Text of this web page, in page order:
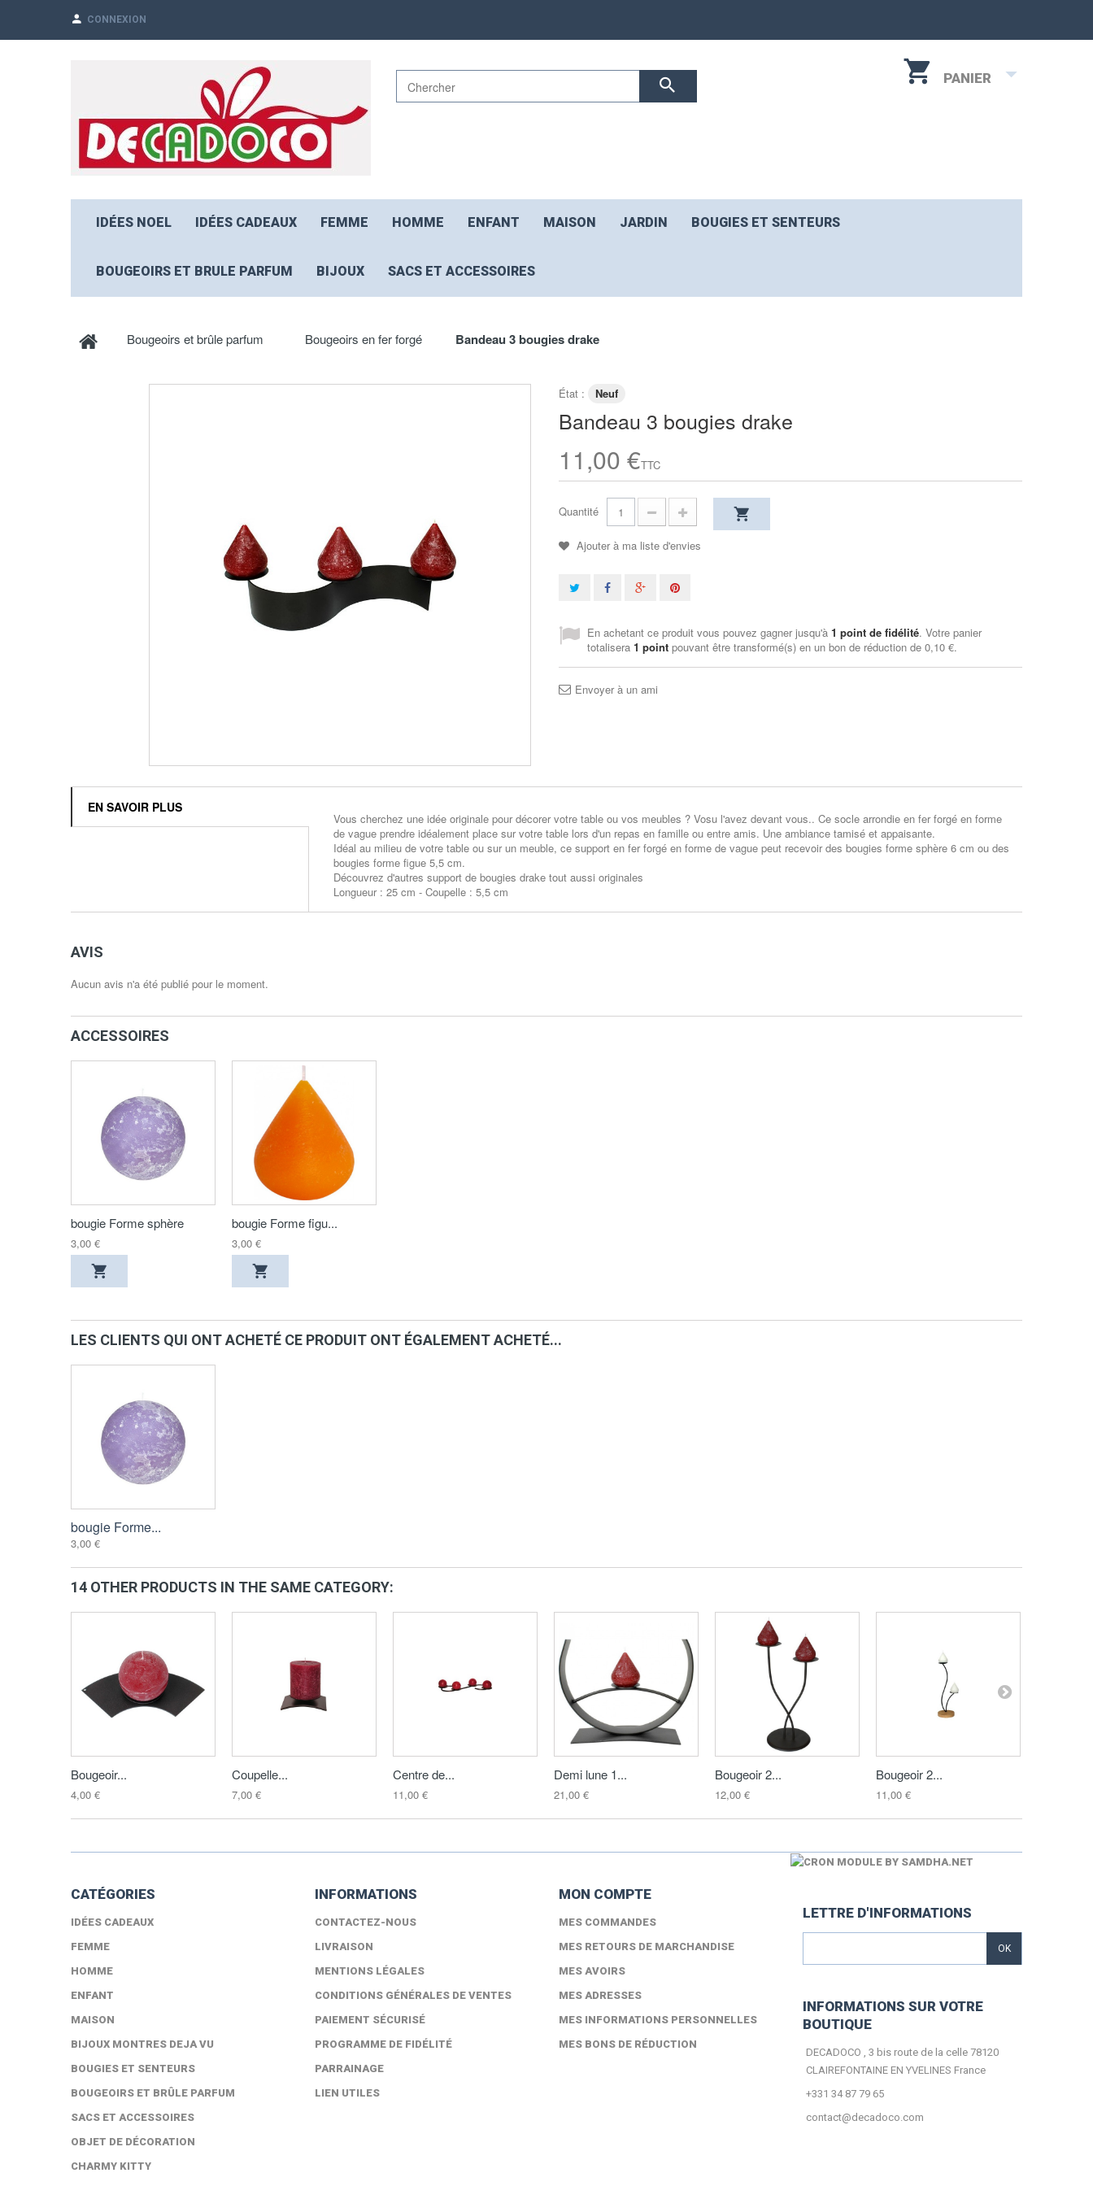
CONNEXION
PANIER
IDÉES NOEL IDÉES CADEAUX FEMME HOMME ENFANT MAISON JARDIN BOUGIES ET SENTEURS
BOUGEOIRS ET BRULE PARFUM BIJOUX SACS ET ACCESSOIRES
Bougeoirs et brûle parfum Bougeoirs en fer forgé Bandeau 3 bougies drake
État : Neuf
Bandeau 3 bougies drake
11,00 €TTC
Quantité
Ajouter à ma liste d'envies
En achetant ce produit vous pouvez gagner jusqu'à 1 point de fidélité. Votre panier
totalisera 1 point pouvant être transformé(s) en un bon de réduction de 0,10 €.
Envoyer à un ami
EN SAVOIR PLUS
Vous cherchez une idée originale pour décorer votre table ou vos meubles ? Vosu l'avez devant vous.. Ce socle arrondie en fer forgé en forme
de vague prendre idéalement place sur votre table lors d'un repas en famille ou entre amis. Une ambiance tamisé et appaisante.
Idéal au milieu de votre table ou sur un meuble, ce support en fer forgé en forme de vaguepeut recevoir des bougies forme sphère 6 cm ou des
bougies forme figue 5,5 cm.
Découvrez d'autres support de bougies drake tout aussi originales
Longueur : 25 cm - Coupelle : 5,5 cm
AVIS
Aucun avis n'a été publié pour le moment.
ACCESSOIRES
bougie Forme sphère
3,00 €
bougie Forme figu...
3,00 €
LES CLIENTS QUI ONT ACHETÉ CE PRODUIT ONT ÉGALEMENT ACHETÉ...
bougie Forme...
3,00 €
14 OTHER PRODUCTS IN THE SAME CATEGORY:
Bougeoir...
4,00 €
Coupelle...
7,00 €
Centre de...
11,00 €
Demi lune 1...
21,00 €
Bougeoir 2...
12,00 €
Bougeoir 2...
11,00 €
CATÉGORIES
IDÉES CADEAUX
FEMME
HOMME
ENFANT
MAISON
BIJOUX MONTRES DEJA VU
BOUGIES ET SENTEURS
BOUGEOIRS ET BRÛLE PARFUM
SACS ET ACCESSOIRES
OBJET DE DÉCORATION
CHARMY KITTY
INFORMATIONS
CONTACTEZ-NOUS
LIVRAISON
MENTIONS LÉGALES
CONDITIONS GÉNÉRALES DE VENTES
PAIEMENT SÉCURISÉ
PROGRAMME DE FIDÉLITÉ
PARRAINAGE
LIEN UTILES
MON COMPTE
MES COMMANDES
MES RETOURS DE MARCHANDISE
MES AVOIRS
MES ADRESSES
MES INFORMATIONS PERSONNELLES
MES BONS DE RÉDUCTION
LETTRE D'INFORMATIONS
OK
INFORMATIONS SUR VOTRE
BOUTIQUE
DECADOCO , 3 bis route de la celle 78120
CLAIREFONTAINE EN YVELINES France
+331 34 87 79 65
contact@decadoco.com